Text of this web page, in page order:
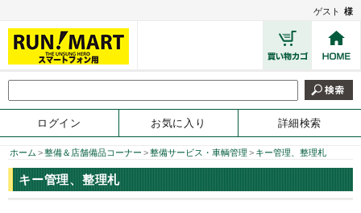
ゲスト 様
ログイン お気に入り 詳細検索
ホーム >整備＆店舗備品コーナー >整備サービス・車輌管理 > キー管理、整理札
キー管理、整理札